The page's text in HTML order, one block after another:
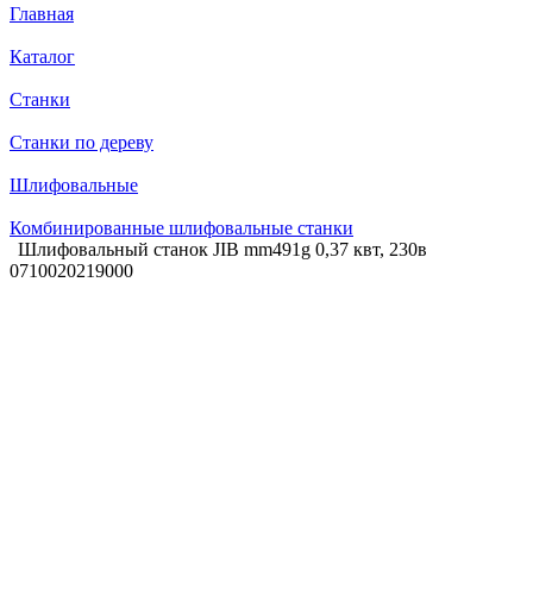
Главная
Каталог
Станки
Станки по дереву
Шлифовальные
Комбинированные шлифовальные станки
Шлифовальный станок JIB mm491g 0,37 квт, 230в
0710020219000